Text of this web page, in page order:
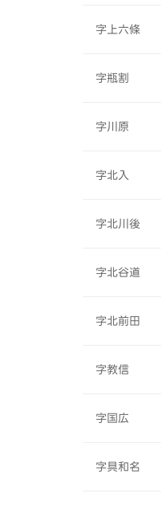
字上六條
字瓶割
字川原
字北入
字北川後
字北谷道
字北前田
字教信
字国広
字具和名